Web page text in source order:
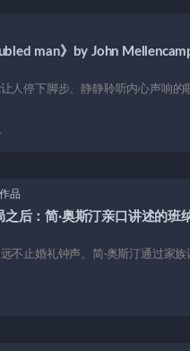
man》by John
人停下脚步、静静聆听内心声响的
品
之后：简·奥斯汀亲口讲述的班
不止婚礼钟声。简·奥斯汀通过家